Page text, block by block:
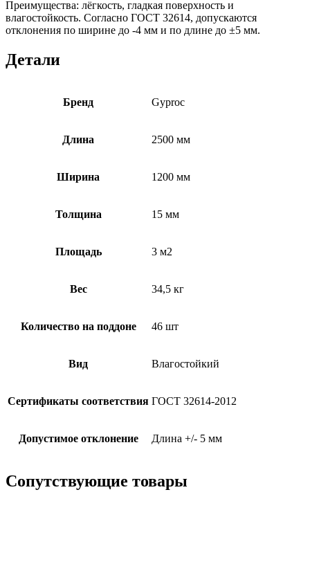
Преимущества: лёгкость, гладкая поверхность и
влагостойкость. Согласно ГОСТ 32614, допускаются
отклонения по ширине до -4 мм и по длине до ±5 мм.
Детали
Бренд Gyproc
Длина 2500 мм
Ширина 1200 мм
Толщина 15 мм
Площадь 3 м2
Вес 34,5 кг
Количество на поддоне 46 шт
Вид Влагостойкий
Сертификаты соответствия ГОСТ 32614-2012
Допустимое отклонение Длина +/- 5 мм
Сопутствующие товары